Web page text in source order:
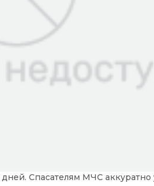
Спасателям МЧС аккуратно